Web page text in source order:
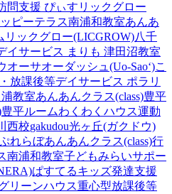
問支援 ぴぃす リックグロー
ピーテラス南浦和教室あんあ
リックグロー(LICGROW)八千
イサービス まりも 津田沼教室
オーサオーダッシュ(Uo-Sao‘)こ
放課後等デイサービス ポラリ
教室あんあんクラス(class)豊平
平ルームわくわくハウス運動
西校gakudou光ヶ丘(ガクドウ)
れらぼあんあんクラス(class)行
南浦和教室子どもみらいサポー
ぱすてるキッズ発達支援
リーンハウス重心型放課後等